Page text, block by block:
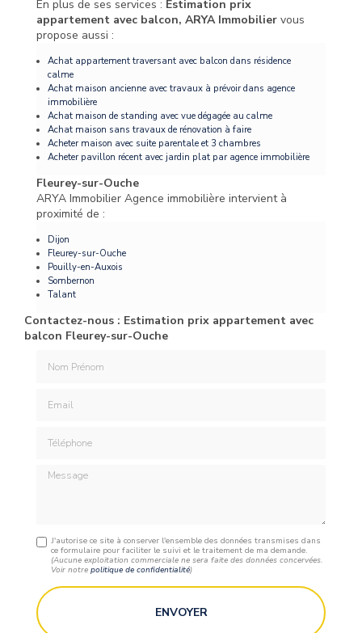
En plus de ses services : Estimation prix
appartement avec balcon, ARYA Immobilier vous
propose aussi :
Achat appartement traversant avec balcon dans résidence
calme
Achat maison ancienne avec travaux à prévoir dans agence
immobilière
Achat maison de standing avec vue dégagée au calme
Achat maison sans travaux de rénovation à faire
Acheter maison avec suite parentale et 3 chambres
Acheter pavillon récent avec jardin plat par agence immobilière
Fleurey-sur-Ouche
ARYA Immobilier Agence immobilière intervient à
proximité de :
Dijon
Fleurey-sur-Ouche
Pouilly-en-Auxois
Sombernon
Talant
Contactez-nous : Estimation prix appartement avec
balcon Fleurey-sur-Ouche
Message
J'autorise ce site à conserver l'ensemble des données transmises dans
ce formulaire pour faciliter le suivi et le traitement de ma demande.
(Aucune exploitation commerciale ne sera faite des données concervées.
Voir notrepolitique de confidentialité)